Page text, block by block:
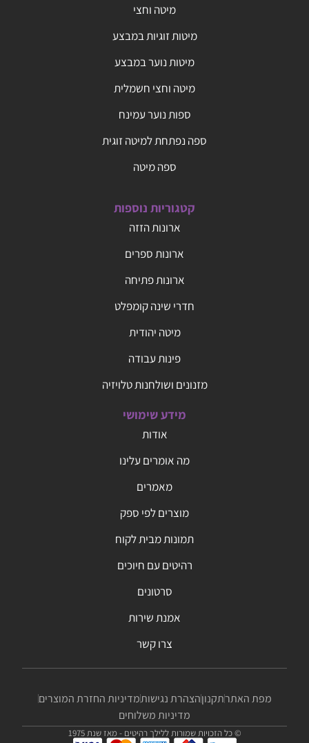
מיטה וחצי
מיטות זוגיות במבצע
מיטות נוער במבצע
מיטה וחצי חשמלית
ספות נוער עמינח
ספה נפתחת למיטה זוגית
ספה מיטה
קטגוריות נוספות
ארונות הזזה
ארונות ספרים
ארונות פתיחה
חדרי שינה קומפלט
מיטה יהודית
פינות עבודה
מזנונים ושולחנות טלויזיה
מידע שימושי
אודות
מה אומרים עלינו
מאמרים
מוצרים לפי ספק
תמונות מבית לקוח
רהיטים עם חיוכים
סרטונים
אמנת שירות
צרו קשר
מפת האתרתקנוןהצהרת נגישותמדיניות החזרת המוצרים
מדיניות משלוחים
© כל הזכויות שמורות ללילך רהיטים - מאז שנת 1975